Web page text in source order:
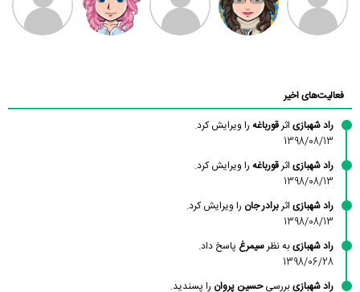
فعالیت‌های اخیر
راد شهبازی اثرقورباغه را ویرایش کرد.
1398/08/13
راد شهبازی اثرقورباغه را ویرایش کرد.
1398/08/13
راد شهبازی اثربرادر جان را ویرایش کرد.
1398/08/13
راد شهبازیبه نظرسیمرغ پاسخ داد.
1398/06/28
راد شهبازیبررسیحسین پروان را پسندید.